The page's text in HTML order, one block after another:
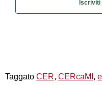
Iscriviti
Taggato CER, CERcaMI ,